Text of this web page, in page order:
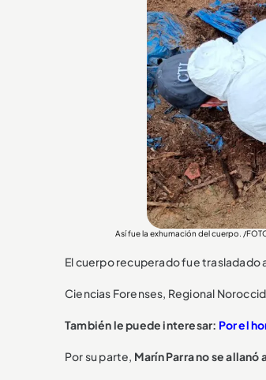
Así fue la exhumación del cuerpo. /
El cuerpo recuperado fue trasladado
Ciencias Forenses, Regional
También le puede interesar: Por el
Por su parte, Marín Parra no se